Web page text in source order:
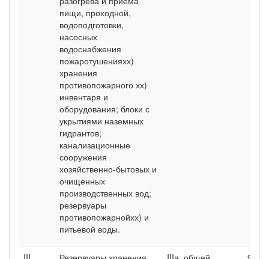
пищи, проходной,
водоподготовки,
насосных
водоснабжения
пожаротушенияхх)
хранения
противопожарного хх)
инвентаря и
оборудования; блоки с
укрытиями наземных
гидрантов;
канализационные
сооружения
хозяйственно-бытовых и
очищенных
производственных вод;
резервуары
противопожарнойхх) и
питьевой воды.